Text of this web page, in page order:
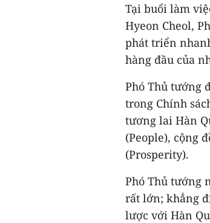
Tại buổi làm
Hyeon Cheol,
phát triển
hàng đầu của
Phó Thủ tướng
trong Chính
tương lai Hàn
(People), cộng
(Prosperity).
Phó Thủ tướng
rất lớn; khẳng
lược với Hàn